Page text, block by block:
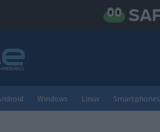
Windows Linux Smartphones